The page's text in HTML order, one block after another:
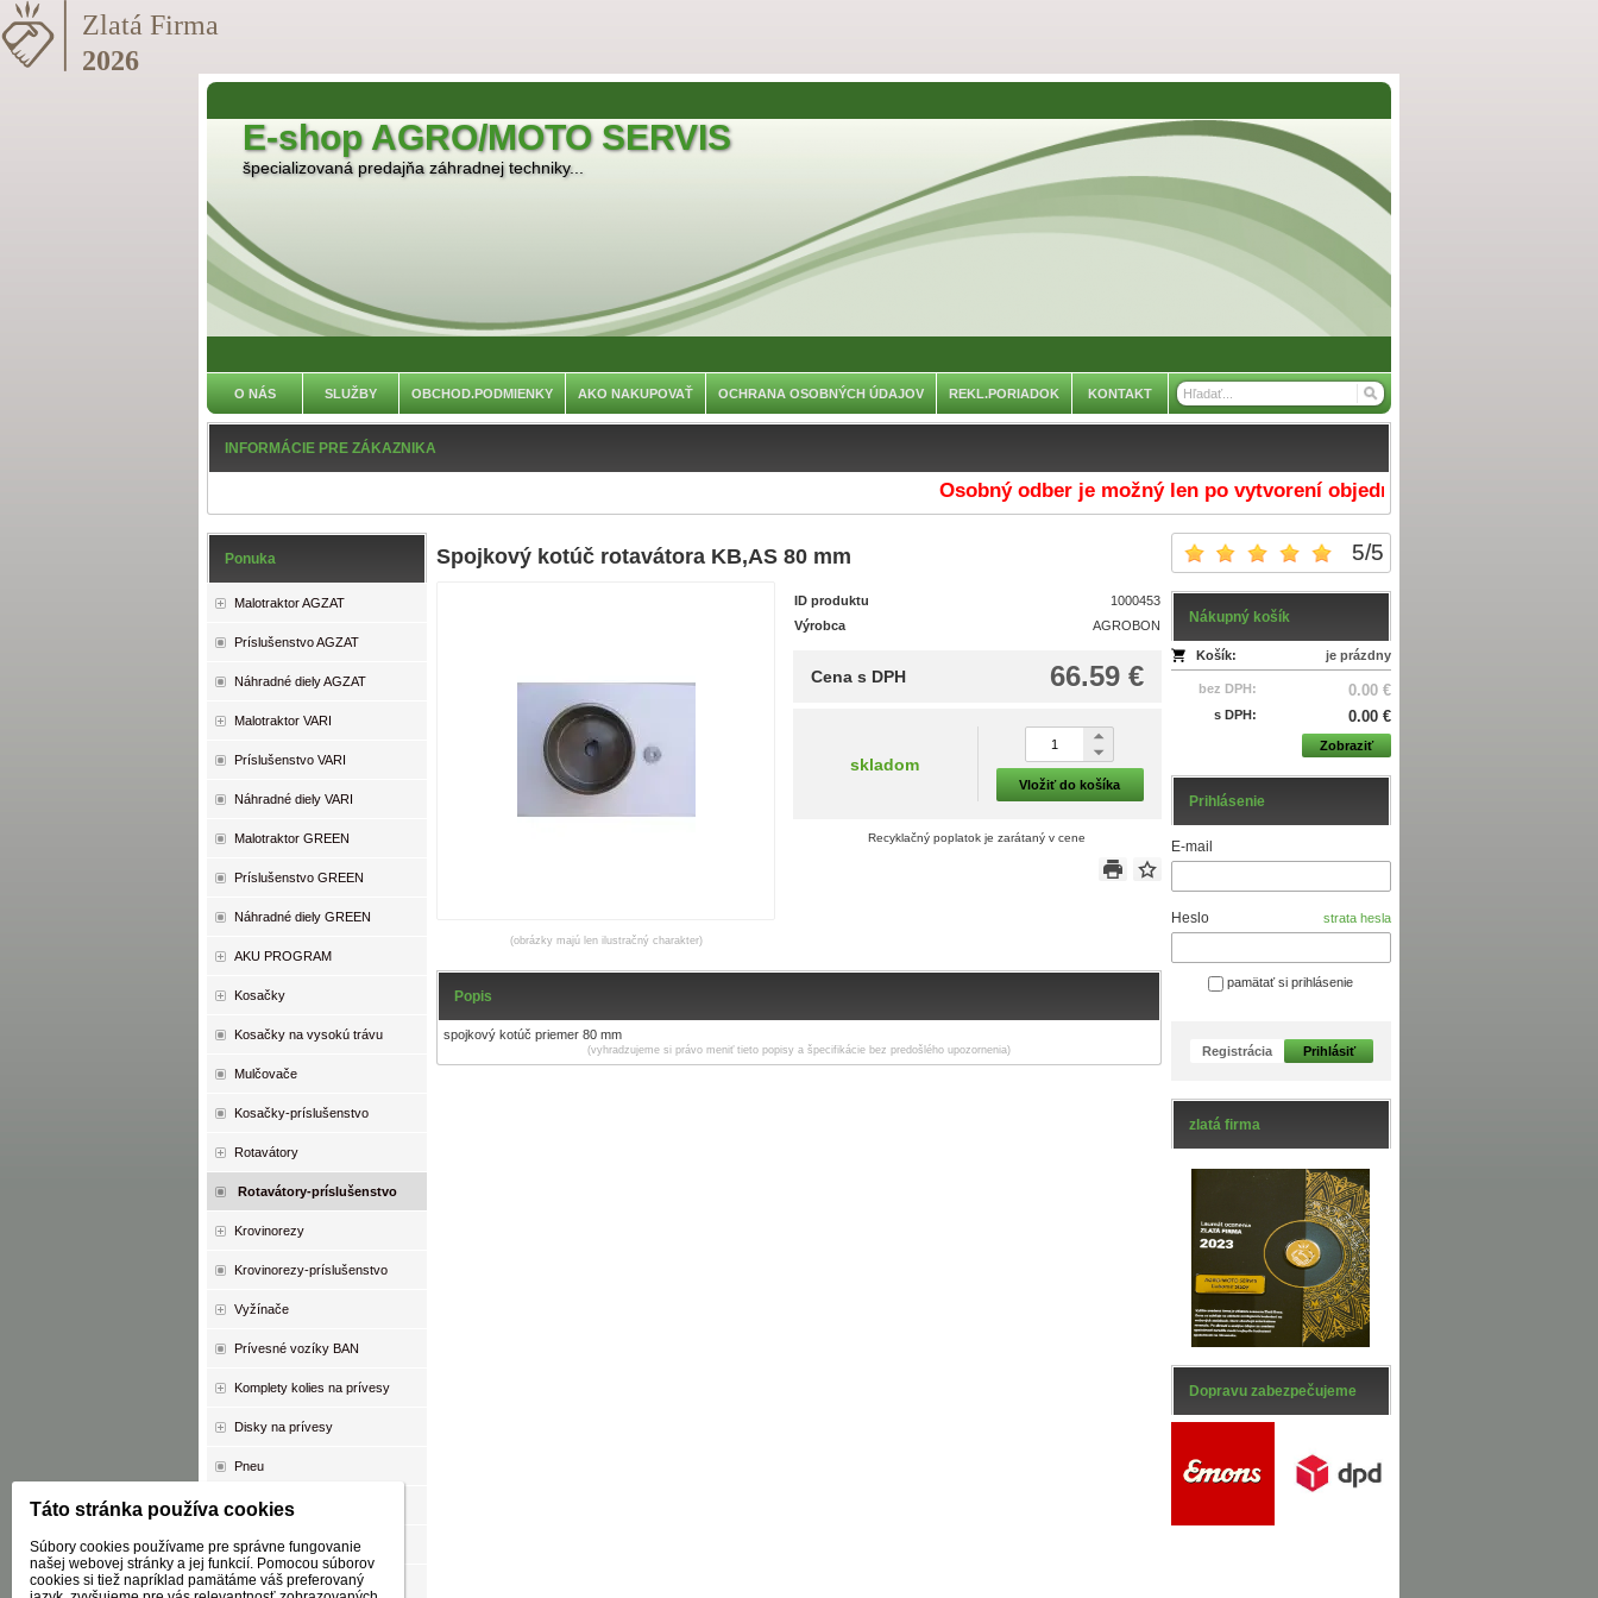
E-shop AGRO/MOTO SERVIS
špecializovaná predajňa záhradnej techniky...
O NÁS SLUŽBY OBCHOD.PODMIENKY AKO NAKUPOVAŤ OCHRANA OSOBNÝCH ÚDAJOV REKL.PORIADOK KONTAKT
INFORMÁCIE PRE ZÁKAZNIKA
Osobný odber je možný len po vytvorení objednávky v e-shope a
Ponuka
Malotraktor AGZAT
Príslušenstvo AGZAT
Náhradné diely AGZAT
Malotraktor VARI
Príslušenstvo VARI
Náhradné diely VARI
Malotraktor GREEN
Príslušenstvo GREEN
Náhradné diely GREEN
AKU PROGRAM
Kosačky
Kosačky na vysokú trávu
Mulčovače
Kosačky-príslušenstvo
Rotavátory
Rotavátory-príslušenstvo
Krovinorezy
Krovinorezy-príslušenstvo
Vyžínače
Prívesné vozíky BAN
Komplety kolies na prívesy
Disky na prívesy
Pneu
Duše
Oleje
AKCIA
5/5
Nákupný košík
Košík: je prázdny
bez DPH: 0.00 €
s DPH: 0.00 €
Zobraziť
Prihlásenie
E-mail
Heslo strata hesla
pamätať si prihlásenie
Registrácia Prihlásiť
zlatá firma
Dopravu zabezpečujeme
Spojkový kotúč rotavátora KB,AS 80 mm
(obrázky majú len ilustračný charakter)
ID produktu
1000453
Výrobca
AGROBON
66.59 €
Cena s DPH
skladom
Vložiť do košíka
Recyklačný poplatok je zarátaný v cene
Popis
spojkový kotúč priemer 80 mm
(vyhradzujeme si právo meniť tieto popisy a špecifikácie bez predošlého upozornenia)
Táto stránka používa cookies
Súbory cookies používame pre správne fungovanie
našej webovej stránky a jej funkcií. Pomocou súborov
cookies si tiež napríklad pamätáme váš preferovaný